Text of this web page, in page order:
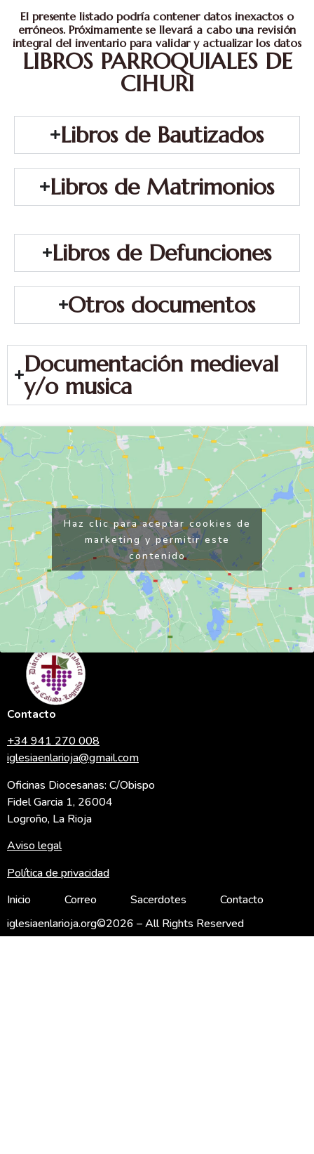
El presente listado podría contener datos inexactos o
erróneos. Próximamente se llevará a cabo una revisión
integral del inventario para validar y actualizar los datos
LIBROS PARROQUIALES DE
CIHURI
Libros de Bautizados
Libros de Matrimonios
Libros de Defunciones
Otros documentos
Documentación medieval
y/o musica
Haz clic para aceptar cookies de
marketing y permitir este
contenido
Contacto
+34 941 270 008
iglesiaenlarioja@gmail.com
Oficinas Diocesanas: C/Obispo
Fidel Garcia 1, 26004
Logroño, La Rioja
Aviso legal
Política de privacidad
Inicio
Correo Sacerdotes
Contacto
iglesiaenlarioja.org©2026 – All Rights Reserved